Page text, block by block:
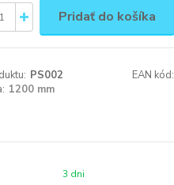
Pridať do košíka
PS002 EAN kód:
1200 mm
3 dni